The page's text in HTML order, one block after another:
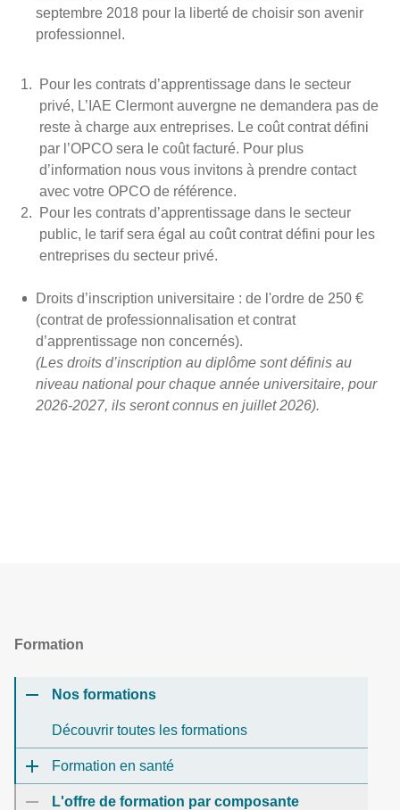
septembre 2018 pour la liberté de choisir son avenir
professionnel.
Pour les contrats d’apprentissage dans le secteur
privé, L’IAE Clermont auvergne ne demandera pas de
reste à charge aux entreprises. Le coût contrat défini
par l’OPCO sera le coût facturé. Pour plus
d’information nous vous invitons à prendre contact
avec votre OPCO de référence.
Pour les contrats d’apprentissage dans le secteur
public, le tarif sera égal au coût contrat défini pour les
entreprises du secteur privé.
Droits d’inscription universitaire : de l'ordre de 250 €
(contrat de professionnalisation et contrat
d’apprentissage non concernés).
(Les droits d’inscription au diplôme sont définis au
niveau national pour chaque année universitaire, pour
2026-2027, ils seront connus en juillet 2026).
Formation
Nos formations
Découvrir toutes les formations
Formation en santé
L'offre de formation par composante